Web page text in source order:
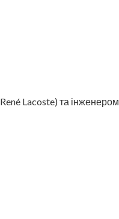
Lacoste) та інженером